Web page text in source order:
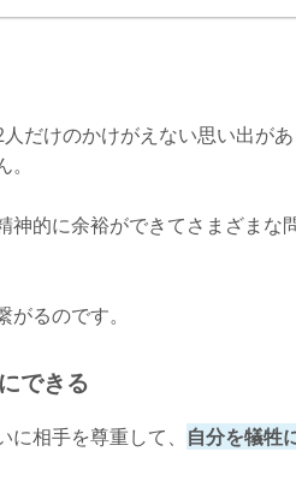
だけのかけがえない思い出が
神的に余裕ができてさまざまな
るのです。
できる
相手を尊重して、 自分を犠牲